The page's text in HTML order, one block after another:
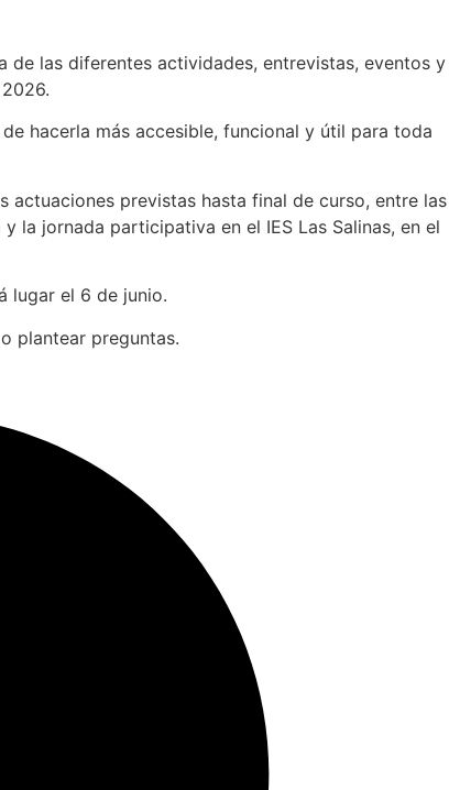
de las diferentes actividades, entrevistas, eventos y
hacerla más accesible, funcional y útil para toda
previstas hasta final de curso, entre las
la jornada participativa en el IES Las Salinas, en el
lugar el 6 de junio.
plantear preguntas.